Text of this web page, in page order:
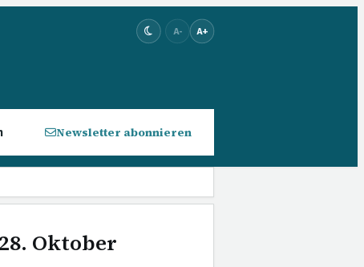
A- A+
Newsletter abonnieren
Oktober